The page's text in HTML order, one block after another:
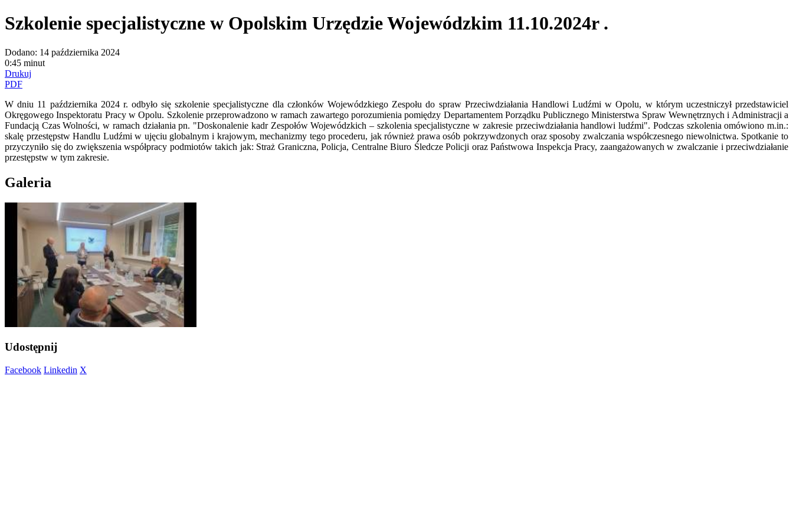
Szkolenie specjalistyczne w Opolskim Urzędzie Wojewódzkim 11.10.2024r .
Dodano: 14 października 2024
0:45 minut
Drukuj
PDF
W dniu 11 października 2024 r. odbyło się szkolenie specjalistyczne dla członków Wojewódzkiego Zespołu do spraw Przeciwdziałania Handlowi Ludźmi w Opolu, w którym uczestniczył przedstawiciel
Okręgowego Inspektoratu Pracy w Opolu. Szkolenie przeprowadzono w ramach zawartego porozumienia pomiędzy Departamentem Porządku Publicznego Ministerstwa Spraw Wewnętrznych i Administracji a
Fundacją Czas Wolności, w ramach działania pn. "Doskonalenie kadr Zespołów Wojewódzkich – szkolenia specjalistyczne w zakresie przeciwdziałania handlowi ludźmi". Podczas szkolenia omówiono m.in.:
skalę przestępstw Handlu Ludźmi w ujęciu globalnym i krajowym, mechanizmy tego procederu, jak również prawa osób pokrzywdzonych oraz sposoby zwalczania współczesnego niewolnictwa. Spotkanie to
przyczyniło się do zwiększenia współpracy podmiotówtakich jak: Straż Graniczna, Policja, Centralne Biuro Śledcze Policji oraz Państwowa Inspekcja Pracy, zaangażowanych w zwalczanie i przeciwdziałanie
przestępstw w tym zakresie.
Galeria
Udostępnij
Facebook Linkedin X